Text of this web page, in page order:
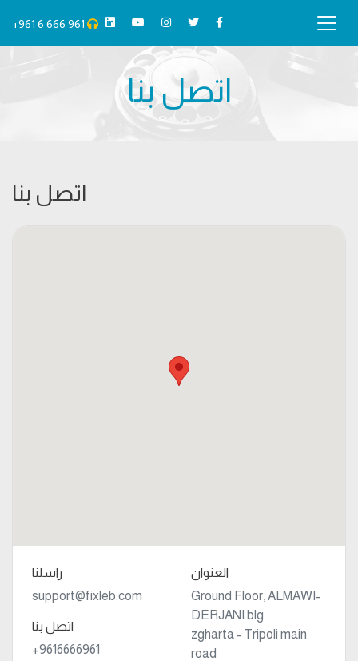
+961 6 666 961
اتصل بنا
اتصل بنا
راسلنا
support@fixleb.com
اتصل بنا
+9616666961
العنوان
Ground Floor, ALMAWI-
DERJANI blg.
zgharta - Tripoli main
road